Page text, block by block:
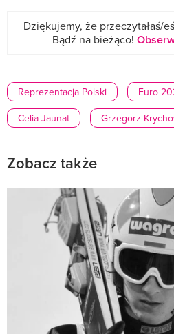
Dziękujemy, że przeczytałaś/
Bądź na bieżąco!
Reprezentacja Polski
Euro
Celia Jaunat
Grzegorz
Zobacz także